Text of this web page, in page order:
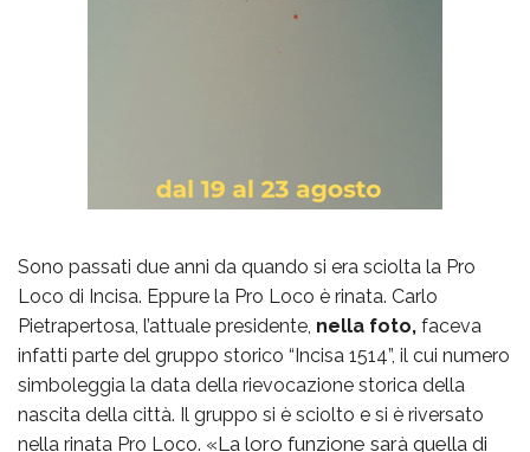
Sono passati due anni da quando si era sciolta la Pro
Loco di Incisa. Eppure la Pro Loco è rinata. Carlo
Pietrapertosa, l’attuale presidente, nella foto, faceva
infatti parte del gruppo storico “Incisa 1514”, il cui numero
simboleggia la data della rievocazione storica della
nascita della città. Il gruppo si è sciolto e si è riversato
nella rinata Pro Loco. «La loro funzione sarà quella di